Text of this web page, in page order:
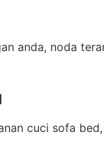
anda, noda
cuci sofa